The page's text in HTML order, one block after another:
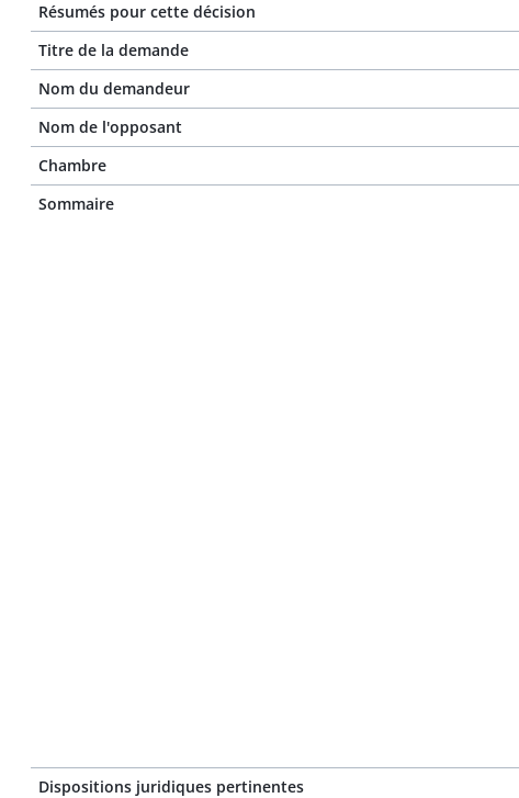
Résumés pour cette décision
Titre de la demande
Nom du demandeur
Nom de l'opposant
Chambre
Sommaire
Dispositions juridiques pertinentes